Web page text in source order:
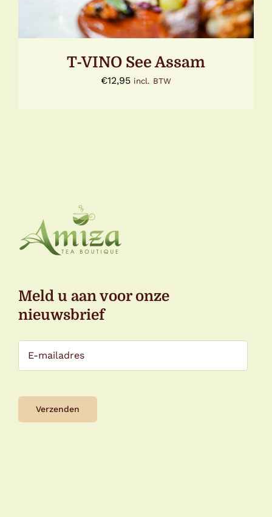
T-VINO See Assam
€12,95 incl. BTW
Meld u aan voor onze
nieuwsbrief